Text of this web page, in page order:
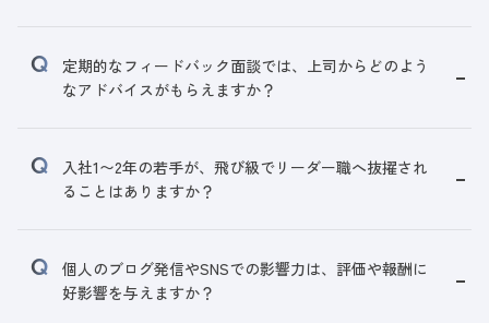
定期的なフィードバック面談では、上司からどのよう
なアドバイスがもらえますか？
入社1〜2年の若手が、飛び級でリーダー職へ抜擢され
ることはありますか？
個人のブログ発信やSNSでの影響力は、評価や報酬に
好影響を与えますか？